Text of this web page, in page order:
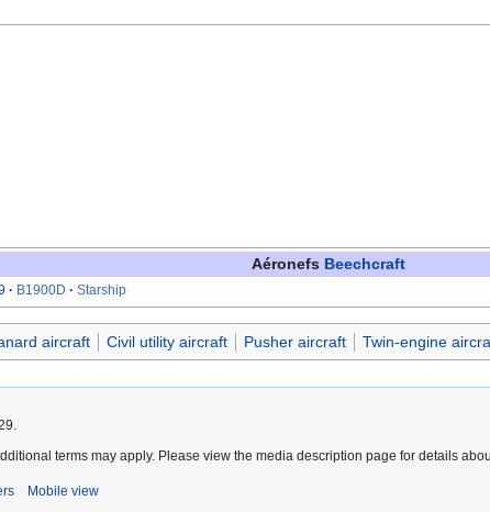
Aéronefs Beechcraft
B1900D Starship
aircraft Civil utility aircraft Pusher aircraft Twin-engine
terms may apply. Please view the media description page for details
Mobile view